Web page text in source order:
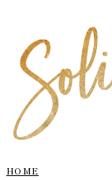
HOME